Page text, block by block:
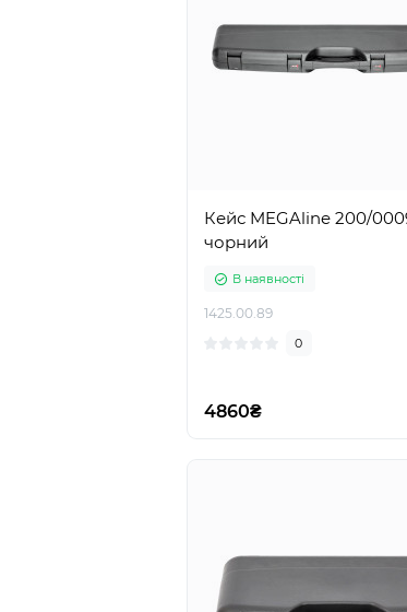
Кейс MEGAline 200/
чорний
В наявності
1425.00.89
0
4860₴